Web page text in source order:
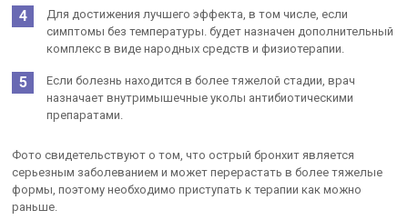
Для достижения лучшего эффекта, в том числе, если
симптомы без температуры. будет назначен дополнительный
комплекс в виде народных средств и физиотерапии.
Если болезнь находится в более тяжелой стадии, врач
назначает внутримышечные уколы антибиотическими
препаратами.
Фото свидетельствуют о том, что острый бронхит является
серьезным заболеванием и может перерастать в более тяжелые
формы, поэтому необходимо приступать к терапии как можно
раньше.